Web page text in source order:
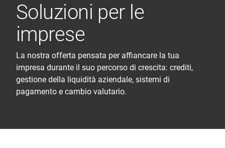
Soluzioni per le
imprese
La nostra offerta pensata per affiancare la tua
impresa durante il suo percorso di crescita: crediti,
gestione della liquidità aziendale, sistemi di
pagamento e cambio valutario.